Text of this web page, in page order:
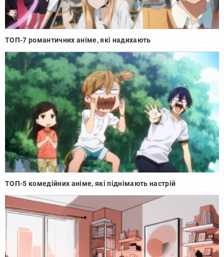
ТОП-7 романтичних аніме, які надихають
ТОП-5 комедійних аніме, які піднімають настрій